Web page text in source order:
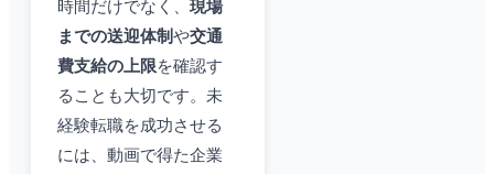
時間だけでなく、 現場
までの送迎体制や交通
費支給の上限を確認す
ることも大切です。未
経験転職を成功させる
には、動画で得た企業